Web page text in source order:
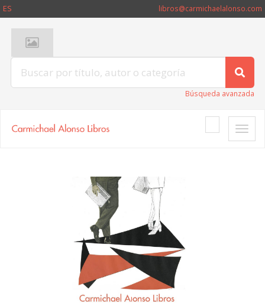
ES libros@carmichaelalonso.com
Búsqueda avanzada
Toggle